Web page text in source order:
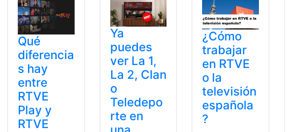
Qué
diferencia
s hay
entre
RTVE
Play y
RTVE
Ya
puedes
ver La 1,
La 2, Clan
o
Teledepo
rte en
¿Cómo
trabajar
en RTVE
o la
televisión
española
?